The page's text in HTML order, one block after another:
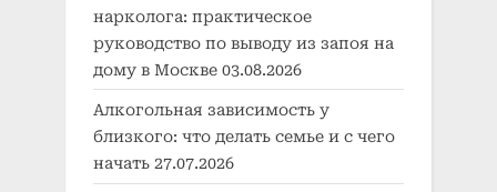
нарколога: практическое
руководство по выводу из запоя на
дому в Москве 03.08.2026
Алкогольная зависимость у
близкого: что делать семье и с чего
начать 27.07.2026